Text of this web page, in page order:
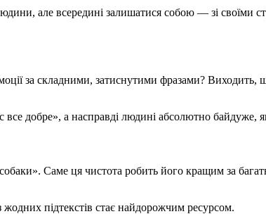
але всередині залишатися собою — зі своїми
за складними, затиснутими фразами? Виходить,
добре», а насправді людині абсолютно байдуже,
Саме ця чистота робить його кращим за
підтекстів стає найдорожчим ресурсом.